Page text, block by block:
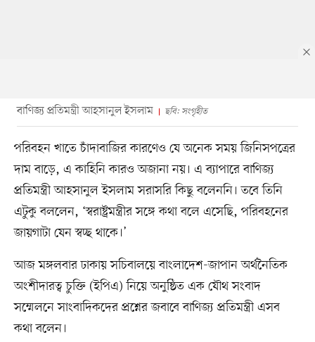
বাণিজ্য প্রতিমন্ত্রী আহসানুল ইসলাম ছবি: সংগৃহীত
পরিবহন খাতে চাঁদাবাজির কারণেও যে অনেক সময় জিনিসপত্রের
দাম বাড়ে, এ কাহিনি কারও অজানা নয়। এ ব্যাপারে বাণিজ্য
প্রতিমন্ত্রী আহসানুল ইসলাম সরাসরি কিছু বলেননি। তবে তিনি
এটুকু বললেন, ‘স্বরাষ্ট্রমন্ত্রীর সঙ্গে কথা বলে এসেছি, পরিবহনের
জায়গাটা যেন স্বচ্ছ থাকে।’
আজ মঙ্গলবার ঢাকায় সচিবালয়ে বাংলাদেশ-জাপান অর্থনৈতিক
অংশীদারত্ব চুক্তি (ইপিএ) নিয়ে অনুষ্ঠিত এক যৌথ সংবাদ
সম্মেলনে সাংবাদিকদের প্রশ্নের জবাবে বাণিজ্য প্রতিমন্ত্রী এসব
কথা বলেন।